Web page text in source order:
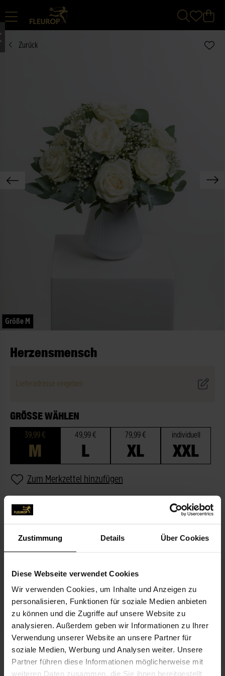
Zustimmung Details Über Cookies
Diese Webseite verwendet Cookies
Wir verwenden Cookies, um Inhalte und Anzeigen zu
personalisieren, Funktionen für soziale Medien anbieten
zu können und die Zugriffe auf unsere Website zu
analysieren. Außerdem geben wir Informationen zu Ihrer
Verwendung unserer Website an unsere Partner für
soziale Medien, Werbung und Analysen weiter. Unsere
Partner führen diese Informationen möglicherweise mit
weiteren Daten zusammen, die Sie ihnen bereitgestellt
Zurück
Größe M
Herzensmensch
Lieferadresse eingeben
GRÖSSE WÄHLEN
39,99 €
M
49,99 €
L
79,99 €
XL
individuell
XXL
Zum Merkzettel hinzufügen
BESCHREIBUNG
PASSEND ZUM BLUMENGRUSS
Alles Liebe
3,99 €